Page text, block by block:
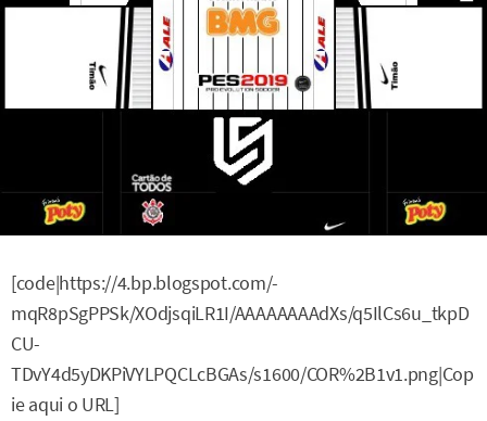
[code|https://4.bp.blogspot.com/-
mqR8pSgPPSk/XOdjsqiLR1I/AAAAAAAAdXs/q5IlCs6u_tkpD
CU-
TDvY4d5yDKPiVYLPQCLcBGAs/s1600/COR%2B1v1.png|Cop
ie aqui o URL]